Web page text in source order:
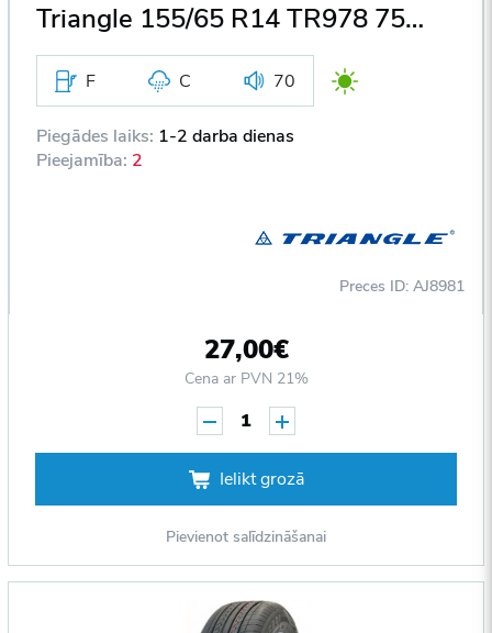
Triangle 155/65 R14 TR978 75H DOT2018
F C 70
Piegādes laiks: 1-2 darba dienas
Pieejamība: 2
Preces ID: AJ8981
27,00€
Cena ar PVN 21%
1
Ielikt grozā
Pievienot salīdzināšanai